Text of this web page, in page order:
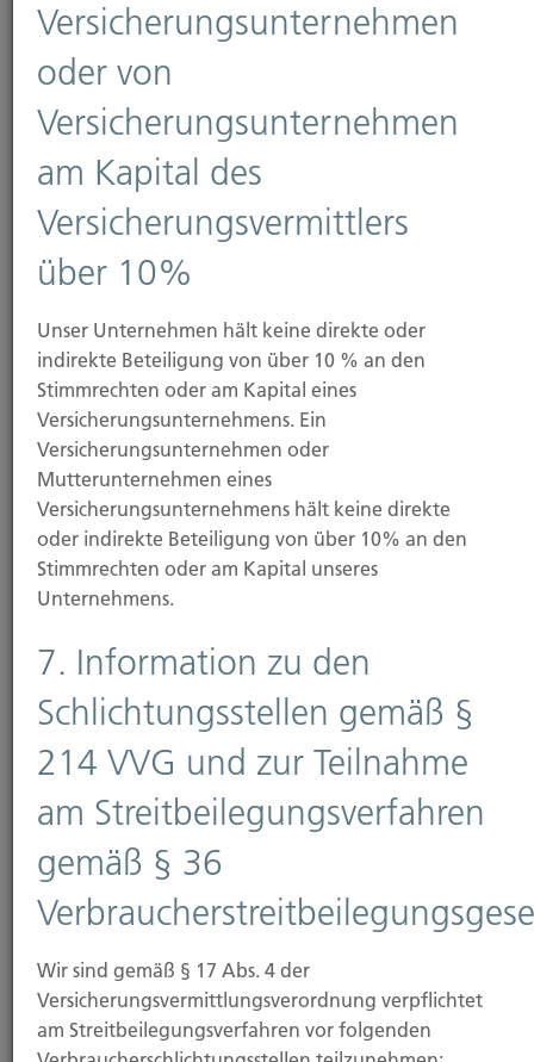
weitere Informationen
Unser Status
Die Unabhängigkeit unseres Unternehmens ist Ihr
Vorteil.
News
Lesen Sie hier immer die neuesten Meldungen aus der
Versicherungsbranche.
Versicherungsunternehmen
oder von
Versicherungsunternehmen
am Kapital des
Versicherungsvermittlers
über 10%
Unser Unternehmen hält keine direkte oder
indirekte Beteiligung von über 10 % an den
Stimmrechten oder am Kapital eines
Versicherungsunternehmens. Ein
Versicherungsunternehmen oder
Mutterunternehmen eines
Versicherungsunternehmens hält keine direkte
oder indirekte Beteiligung von über 10% an den
Stimmrechten oder am Kapital unseres
Unternehmens.
7. Information zu den
Schlichtungsstellen gemäß §
214 VVG und zur Teilnahme
am Streitbeilegungsverfahren
gemäß § 36
Wir sind gemäß § 17 Abs. 4 der
Versicherungsvermittlungsverordnung verpflichtet
am Streitbeilegungsverfahren vor folgenden